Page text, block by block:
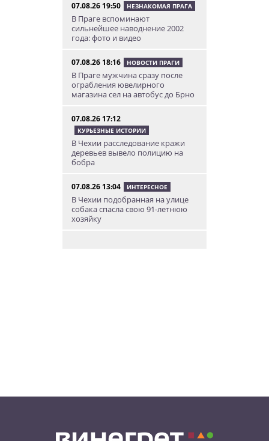
07.08.26 19:50 НЕЗНАКОМАЯ ПРАГА
В Праге вспоминают
сильнейшее наводнение 2002
года: фото и видео
07.08.26 18:16 НОВОСТИ ПРАГИ
В Праге мужчина сразу после
ограбления ювелирного
магазина сел на автобус до Брно
07.08.26 17:12
КУРЬЕЗНЫЕ ИСТОРИИ
В Чехии расследование кражи
деревьев вывело полицию на
бобра
07.08.26 13:04 ИНТЕРЕСНОЕ
В Чехии подобранная на улице
собака спасла свою 91-летнюю
хозяйку
бонусов